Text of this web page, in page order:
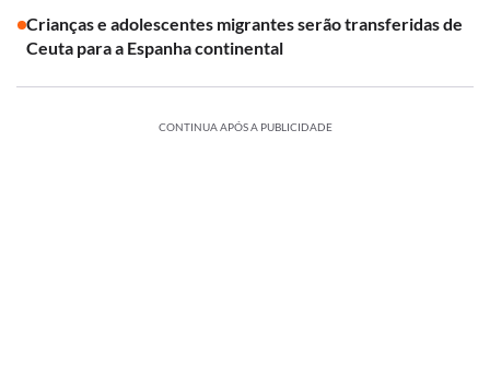
Crianças e adolescentes migrantes serão transferidas de
Ceuta para a Espanha continental
CONTINUA APÓS A PUBLICIDADE